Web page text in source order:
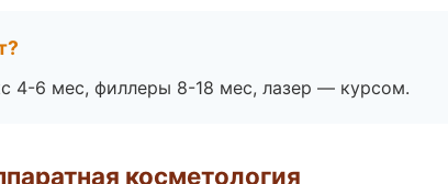
4-6 мес, филлеры 8-18 мес, лазер — курсом.
косметология